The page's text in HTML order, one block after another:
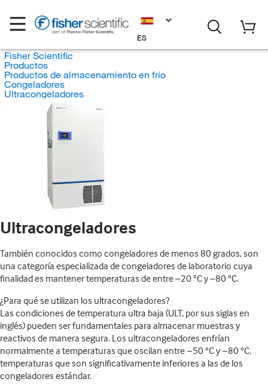
ES
Fisher Scientific
Productos
Productos de almacenamiento en frío
Congeladores
Ultracongeladores
Ultracongeladores
También conocidos como congeladores de menos 80 grados, son
una categoría especializada de congeladores de laboratorio cuya
finalidad es mantener temperaturas de entre –20 °C y –80 °C.
¿Para qué se utilizan los ultracongeladores?
Las condiciones de temperatura ultra baja (ULT, por sus siglas en
inglés) pueden ser fundamentales para almacenar muestras y
reactivos de manera segura. Los ultracongeladores enfrían
normalmente a temperaturas que oscilan entre −50 °C y −80 °C,
temperaturas que son significativamente inferiores a las de los
congeladores estándar.